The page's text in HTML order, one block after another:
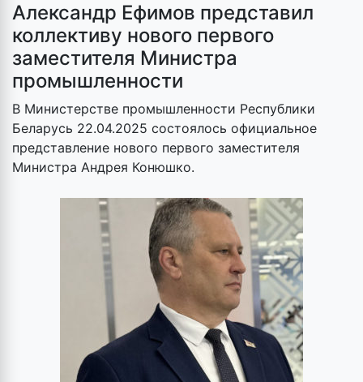
Александр Ефимов представил
коллективу нового первого
заместителя Министра
промышленности
В Министерстве промышленности Республики
Беларусь 22.04.2025 состоялось официальное
представление нового первого заместителя
Министра Андрея Конюшко.